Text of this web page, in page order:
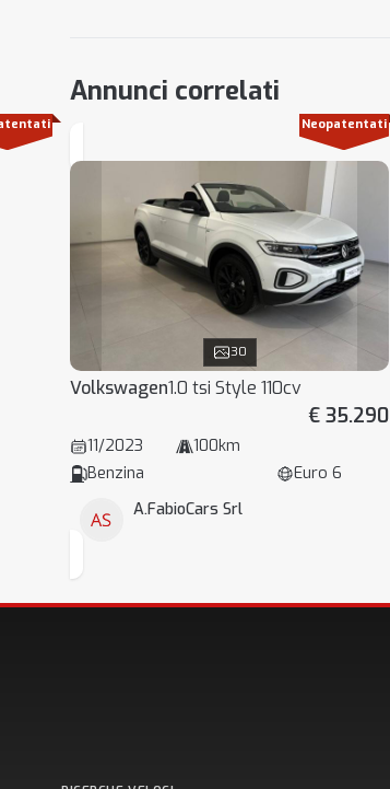
Annunci correlati
30
Volkswagen1.0 tsi Style 110cv
€ 35.290
11/2023
100km
Benzina
Euro 6
A.FabioCars Srl
Neopatentati